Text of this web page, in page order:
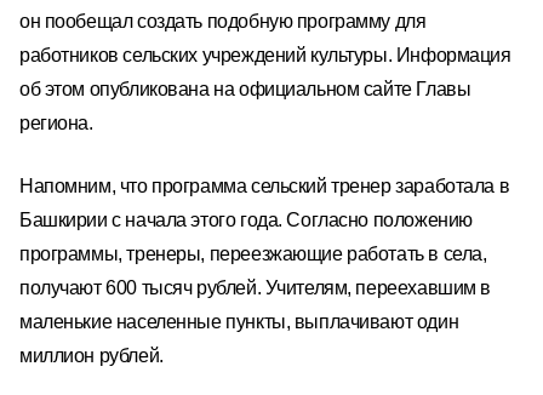
он пообещал создать подобную программу для
работников сельских учреждений культуры. Информация
об этом опубликована на официальном сайте Главы
региона.
Напомним, что программа сельский тренер заработала в
Башкирии с начала этого года. Согласно положению
программы, тренеры, переезжающие работать в села,
получают 600 тысяч рублей. Учителям, переехавшим в
маленькие населенные пункты, выплачивают один
миллион рублей.